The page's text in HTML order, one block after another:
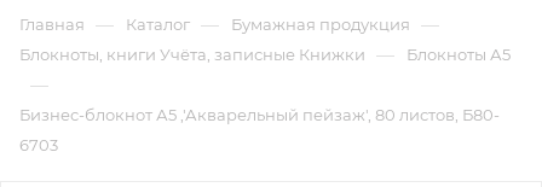
Главная — Каталог — Бумажная продукция —
Блокноты, книги Учёта, записные Книжки — Блокноты А5
—
Бизнес-блокнот А5 ,'Акварельный пейзаж', 80 листов, Б80-
6703